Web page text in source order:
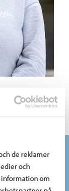
de reklamer
och
information om
ett
till kväll. Vi
roligt att